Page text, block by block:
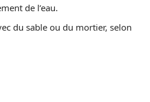
de l’eau.
du sable ou du mortier, selon